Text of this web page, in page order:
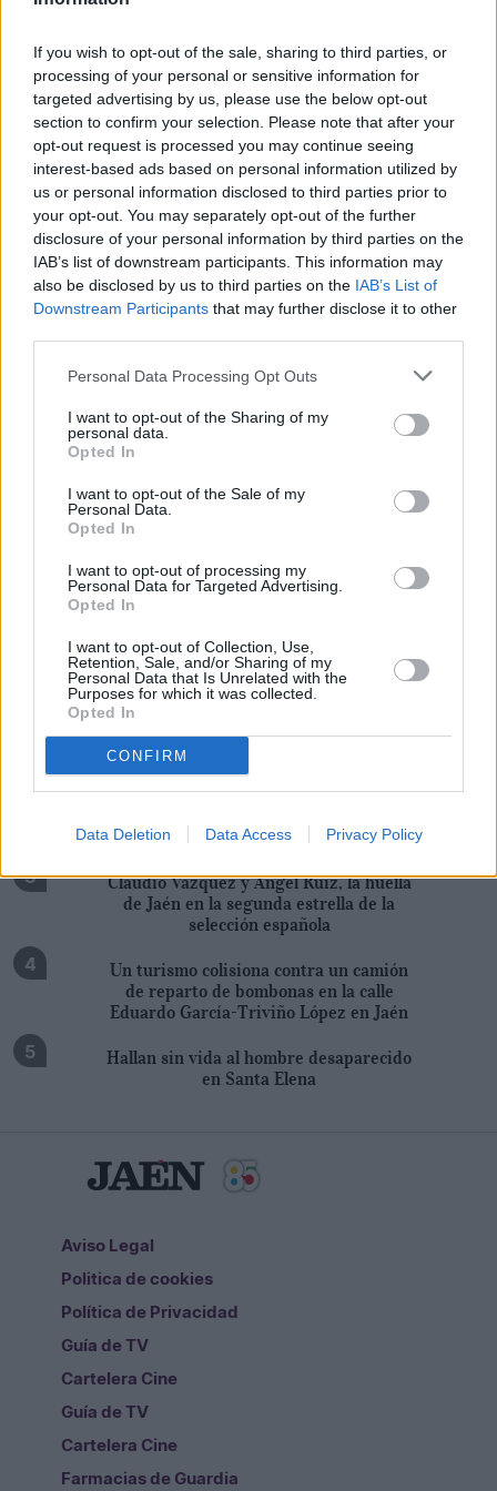
If you wish to opt-out of the sale, sharing to third parties, or
processing of your personal or sensitive information for
targeted advertising by us, please use the below opt-out
section to confirm your selection. Please note that after your
opt-out request is processed you may continue seeing
interest-based ads based on personal information utilized by
us or personal information disclosed to third parties prior to
your opt-out. You may separately opt-out of the further
disclosure of your personal information by third parties on the
IAB’s list of downstream participants. This information may
also be disclosed by us to third parties on the IAB’s List of
Downstream Participants that may further disclose it to other
Personal Data Processing Opt Outs
I want to opt-out of the Sharing of my
personal data.
Opted In
I want to opt-out of the Sale of my
Personal Data.
Opted In
I want to opt-out of processing my
Personal Data for Targeted Advertising.
Opted In
I want to opt-out of Collection, Use,
Retention, Sale, and/or Sharing of my
Personal Data that Is Unrelated with the
Purposes for which it was collected.
Opted In
CONFIRM
Data Deletion Data Access Privacy Policy
compañeros. Llevaba una pequeña cartera y un
cuaderno tamaño cuartilla, donde colocaba una
cruz y un círculo en perfecto orden y limpieza.
Dato curioso es que iba diariamente a misa y
como durante un tiempo hubo que impartir
algunas clases por la tarde, dando el primer toque
se levantaba, venía a mi mesa y me indicaba
santiguándose, que ella se iba porque ya estaban
tocando las campanas. ¡Era inexplicable! Cómo
debía de tener interiorizadas sus costumbres para
comportarse como si escuchara perfectamente.
Fue querida y por todos. Nunca dejó de ser una
JUANA GARRIDO
Lo más leído
Lluvia a tres cuartos en el pantano
Serafín Pérez, la memoria de un guarda
Claudio Vázquez y Ángel Ruiz, la huella
de Jaén en la segunda estrella de la
selección española
Un turismo colisiona contra un camión
de reparto de bombonas en la calle
Eduardo García-Triviño López en Jaén
Hallan sin vida al hombre desaparecido
en Santa Elena
Aviso Legal
Politica de cookies
Política de Privacidad
Guía de TV
Cartelera Cine
Guía de TV
Cartelera Cine
Farmacias de Guardia